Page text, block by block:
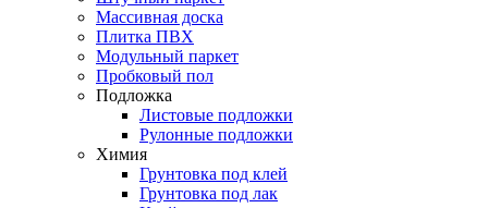
Массивная доска
Плитка ПВХ
Модульный паркет
Пробковый пол
Подложка
Листовые подложки
Рулонные подложки
Химия
Грунтовка под клей
Грунтовка под лак